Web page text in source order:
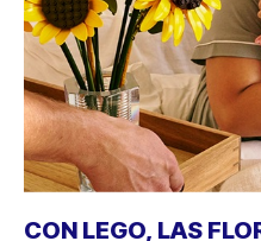
CON LEGO, LAS